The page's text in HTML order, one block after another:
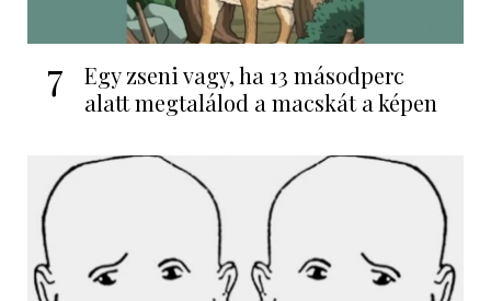
7
Egy zseni vagy, ha 13 másodperc
alatt megtalálod a macskát a képen